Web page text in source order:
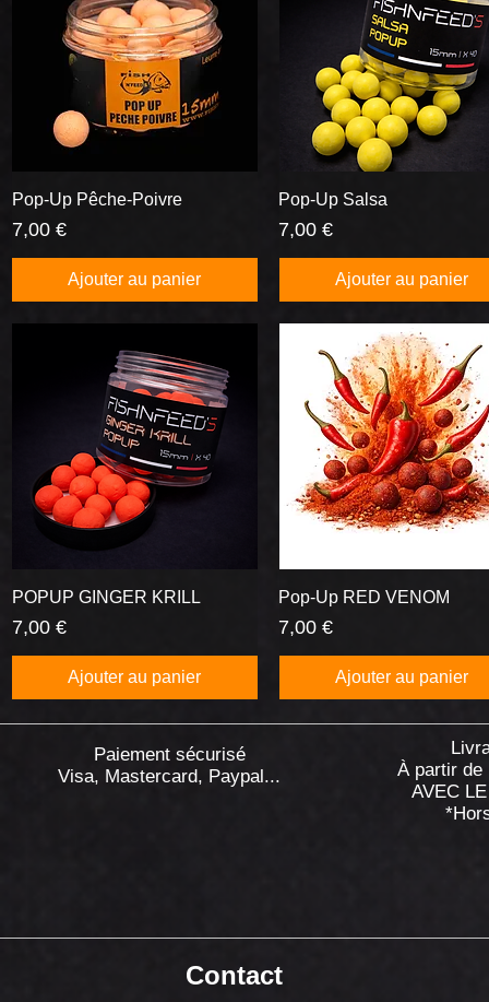
Aperçu rapide
Pop-Up Pêche-Poivre
Prix
7,00 €
Ajouter au panier
Aperçu rapide
Pop-Up Salsa
Prix
7,00 €
Ajouter au panier
Aperçu rapide
POPUP GINGER KRILL
Prix
7,00 €
Ajouter au panier
Aperçu rapide
Pop-Up RED VENOM
Prix
7,00 €
Ajouter au panier
Paiement sécurisé
Visa, Mastercard, Paypal...
À partir de
AVEC
Contact